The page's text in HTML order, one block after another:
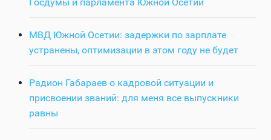
Госдумы и парламента Южной Осетии
МВД Южной Осетии: задержки по зарплате
устранены, оптимизации в этом году не будет
Радион Габараев о кадровой ситуации и
присвоении званий: для меня все выпускники
равны